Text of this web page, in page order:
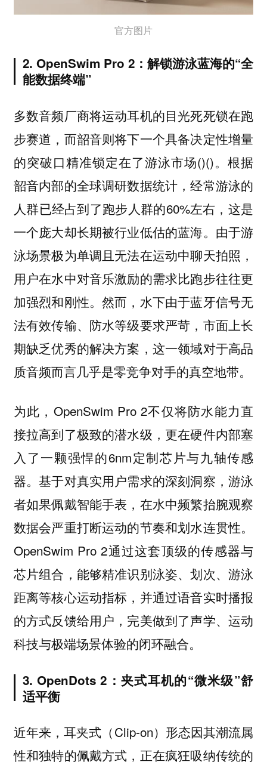
官方图片
2. OpenSwim Pro 2：解锁游泳蓝海的“全
能数据终端”
多数音频厂商将运动耳机的目光死死锁在跑
步赛道，而韶音则将下一个具备决定性增量
的突破口精准锁定在了游泳市场()()。根据
韶音内部的全球调研数据统计，经常游泳的
人群已经占到了跑步人群的60%左右，这是
一个庞大却长期被行业低估的蓝海。由于游
泳场景极为单调且无法在运动中聊天拍照，
用户在水中对音乐激励的需求比跑步往往更
加强烈和刚性。然而，水下由于蓝牙信号无
法有效传输、防水等级要求严苛，市面上长
期缺乏优秀的解决方案，这一领域对于高品
质音频而言几乎是零竞争对手的真空地带。
为此，OpenSwim Pro 2不仅将防水能力直
接拉高到了极致的潜水级，更在硬件内部塞
入了一颗强悍的6nm定制芯片与九轴传感
器。基于对真实用户需求的深刻洞察，游泳
者如果佩戴智能手表，在水中频繁抬腕观察
数据会严重打断运动的节奏和划水连贯性。
OpenSwim Pro 2通过这套顶级的传感器与
芯片组合，能够精准识别泳姿、划次、游泳
距离等核心运动指标，并通过语音实时播报
的方式反馈给用户，完美做到了声学、运动
科技与极端场景体验的闭环融合。
3. OpenDots 2：夹式耳机的“微米级”舒
适平衡
近年来，耳夹式（Clip-on）形态因其潮流属
性和独特的佩戴方式，正在疯狂吸纳传统的